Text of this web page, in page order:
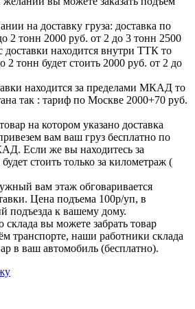
на доставку груза: доставка по
2 тонн 2000 руб. от 2 до 3 тонн 2500
находится внутри ТТК то
2 тонн будет стоить 2000 руб. от 2 до
находится за пределами МКАД то
так : тариф по Москве 2000+70 руб.
на котором указано доставка
вам ваш груз бесплатно по
Если же вы находитесь за
стоить только за километраж (
вам этаж обговаривается
Цена подъема 100р/уп, в
подъезда к вашему дому.
вы можете забрать товар
транспорте, наши работники склада
в ваш автомобиль (бесплатно).